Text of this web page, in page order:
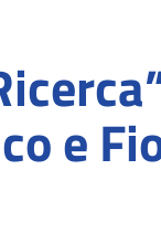
e